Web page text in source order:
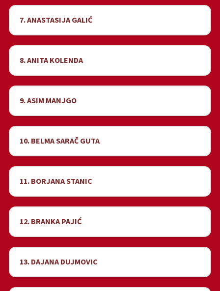
7. ANASTASIJA GALIĆ
8. ANITA KOLENDA
9. ASIM MANJGO
10. BELMA SARAČ GUTA
11. BORJANA STANIC
12. BRANKA PAJIĆ
13. DAJANA DUJMOVIC